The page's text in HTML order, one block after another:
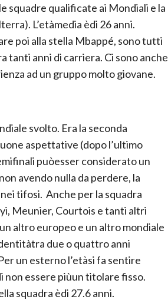
squadre qualificate ai Mondiali e la
L’etàmedia èdi 26 anni.
poi alla stella Mbappé, sono tutti
tanti anni di carriera. Ci sono anche
ad un gruppo molto giovane.
svolto. Era la seconda
aspettative (dopo l’ultimo
puòesser considerato un
avendo nulla da perdere, la
tifosi. Anche per la squadra
Meunier, Courtois e tanti altri
altro europeo e un altro mondiale
due o quattro anni
un esterno l’etàsi fa sentire
non essere piùun titolare fisso.
squadra èdi 27.6 anni.